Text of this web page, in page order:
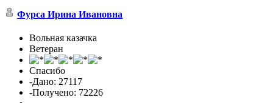
Фурса Ирина Ивановна
Вольная казачка
Ветеран
Спасибо
-Дано: 27117
-Получено: 72226